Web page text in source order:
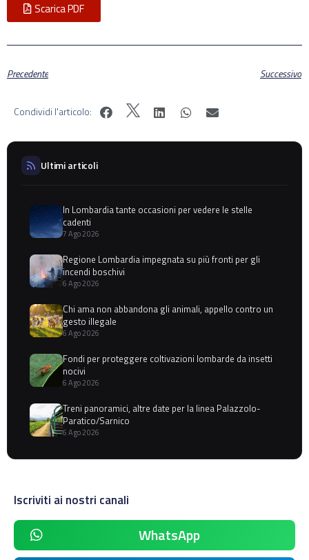
Scarica PDF
Precedente Successivo
Condividi l'articolo:
Ultimi articoli
In Lombardia tante occasioni per vedere le stelle
cadenti
7 Ago 2026
Regione Lombardia impegnata su più fronti per gli
incendi boschivi
6 Ago 2026
Chi ama non abbandona gli animali, appello contro un
gesto illegale
6 Ago 2026
Fondi per proteggere coltivazioni lombarde da insetti
nocivi
6 Ago 2026
Treni panoramici, altre date per la linea Palazzolo-
Paratico/Sarnico
6 Ago 2026
Iscriviti ai nostri canali
WhatsApp